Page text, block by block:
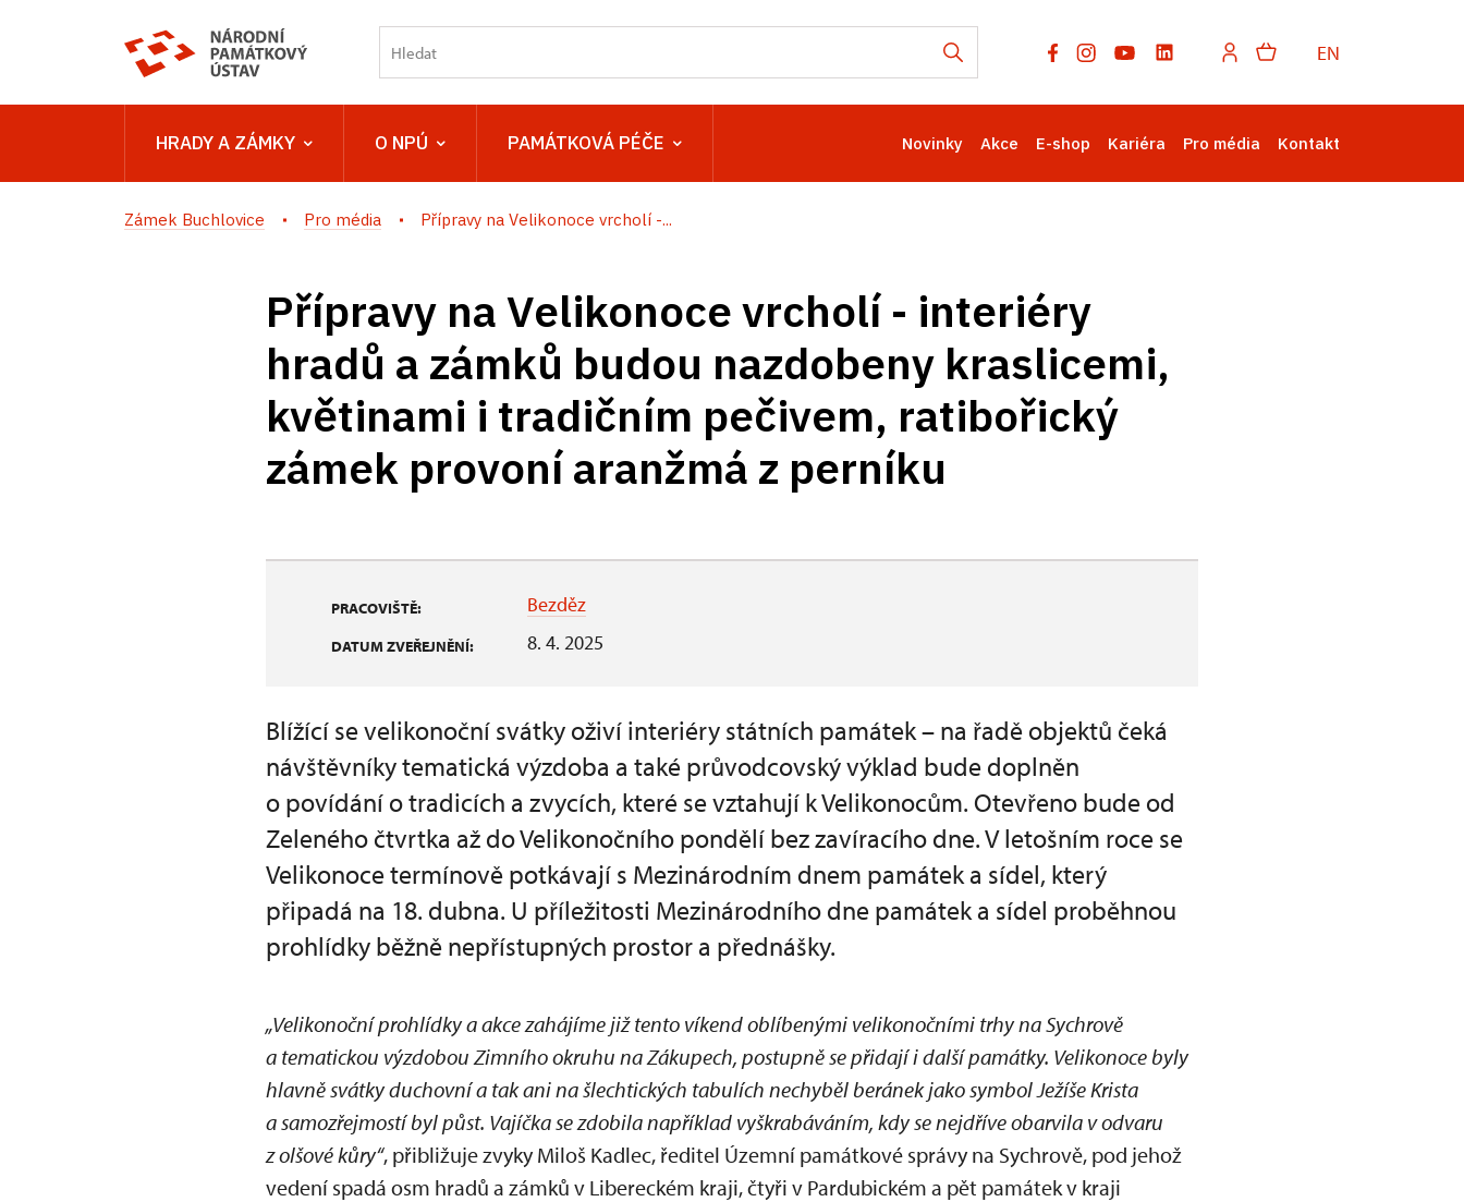
EN
HRADY A ZÁMKY O NPÚ PAMÁTKOVÁ PÉČE Novinky Akce E-shop Kariéra Pro média Kontakt
Zámek Buchlovice Pro média Přípravy na Velikonoce vrcholí -...
Přípravy na Velikonoce vrcholí - interiéry
hradů a zámků budou nazdobeny kraslicemi,
květinami i tradičním pečivem, ratibořický
zámek provoní aranžmá z perníku
PRACOVIŠTĚ: Bezděz
DATUM ZVEŘEJNĚNÍ: 8. 4. 2025
Blížící se velikonoční svátky oživí interiéry státních památek – na řadě objektů čeká
návštěvníky tematická výzdoba a také průvodcovský výklad bude doplněn
o povídání o tradicích a zvycích, které se vztahují k Velikonocům. Otevřeno bude od
Zeleného čtvrtka až do Velikonočního pondělí bez zavíracího dne. V letošním roce se
Velikonoce termínově potkávají s Mezinárodním dnem památek a sídel, který
připadá na 18. dubna. U příležitosti Mezinárodního dne památek a sídel proběhnou
prohlídky běžně nepřístupných prostor a přednášky.
„Velikonoční prohlídky a akce zahájíme již tento víkend oblíbenými velikonočními trhy na Sychrově
a tematickou výzdobou Zimního okruhu na Zákupech, postupně se přidají i další památky. Velikonoce byly
hlavně svátky duchovní a tak ani na šlechtických tabulích nechyběl beránek jako symbol Ježíše Krista
a samozřejmostí byl půst. Vajíčka se zdobila například vyškrabáváním, kdy se nejdříve obarvila v odvaru
z olšové kůry“, přibližuje zvyky Miloš Kadlec, ředitel Územní památkové správy na Sychrově, pod jehož
vedení spadá osm hradů a zámků v Libereckém kraji, čtyři v Pardubickém a pět památek v kraji